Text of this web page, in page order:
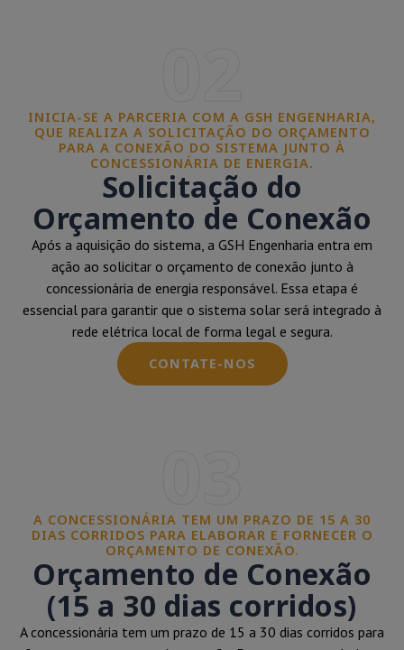
INICIA-SE A PARCERIA COM A GSH ENGENHARIA,
QUE REALIZA A SOLICITAÇÃO DO ORÇAMENTO
PARA A CONEXÃO DO SISTEMA JUNTO À
CONCESSIONÁRIA DE ENERGIA.
Solicitação do
Orçamento de Conexão
Após a aquisição do sistema, a GSH Engenharia entra em
ação ao solicitar o orçamento de conexão junto à
concessionária de energia responsável. Essa etapa é
essencial para garantir que o sistema solar será integrado à
rede elétrica local de forma legal e segura.
CONTATE-NOS
A CONCESSIONÁRIA TEM UM PRAZO DE 15 A 30
DIAS CORRIDOS PARA ELABORAR E FORNECER O
ORÇAMENTO DE CONEXÃO.
Orçamento de Conexão
(15 a 30 dias corridos)
A concessionária tem um prazo de 15 a 30 dias corridos para